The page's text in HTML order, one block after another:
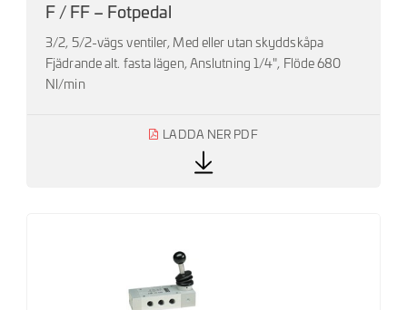
F / FF – Fotpedal
3/2, 5/2-vägs ventiler, Med eller utan skyddskåpa
Fjädrande alt. fasta lägen, Anslutning 1/4", Flöde 680
Nl/min
LADDA NER PDF